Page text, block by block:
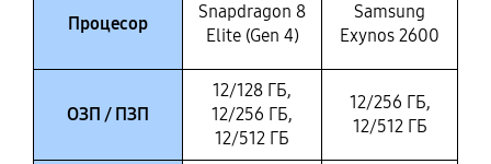
Процесор
Snapdragon 8
Elite (Gen 4)
Samsung
Exynos 2600
ОЗП / ПЗП
12/128 ГБ,
12/256 ГБ,
12/512 ГБ
12/256 ГБ,
12/512 ГБ